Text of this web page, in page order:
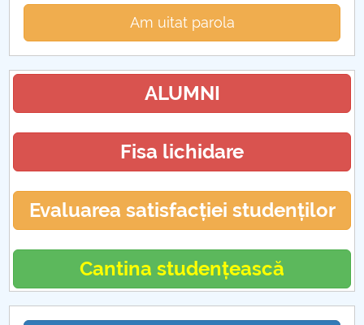
Am uitat parola
ALUMNI
Fisa lichidare
Evaluarea satisfacției studenților
Cantina studențească